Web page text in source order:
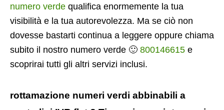
numero verde qualifica enormemente la tua
visibilità e la tua autorevolezza. Ma se ciò non
dovesse bastarti continua a leggere oppure chiama
subito il nostro numero verde 🙂 800146615 e
scoprirai tutti gli altri servizi inclusi.
rottamazione numeri verdi abbinabili a